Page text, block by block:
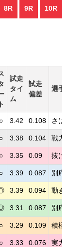
8R 9R 10R
ト
試走
タイ
ム
試走
偏差
選手
○ 3.42 0.108 さば
○ 3.38 0.104 戦力
○ 3.35 0.09 抜け
○ 3.39 0.087 別府
3.39 0.094 動き
3.31 0.087 別府
○ 3.29 0.109 積極
○ 3.33 0.076 実力